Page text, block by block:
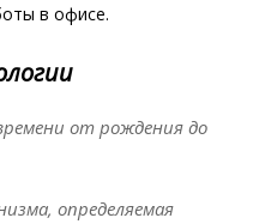
в офисе.
от рождения до
определяемая